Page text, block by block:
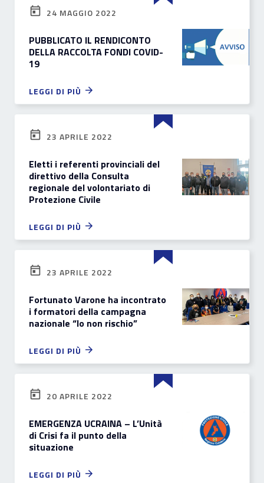
24 MAGGIO 2022
PUBBLICATO IL RENDICONTO
DELLA RACCOLTA FONDI COVID-
19
LEGGI DI PIÙ
23 APRILE 2022
Eletti i referenti provinciali del
direttivo della Consulta
regionale del volontariato di
Protezione Civile
LEGGI DI PIÙ
23 APRILE 2022
Fortunato Varone ha incontrato
i formatori della campagna
nazionale “Io non rischio”
LEGGI DI PIÙ
20 APRILE 2022
EMERGENZA UCRAINA – L’Unità
di Crisi fa il punto della
situazione
LEGGI DI PIÙ